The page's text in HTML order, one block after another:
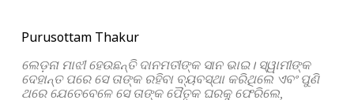
Purusottam Thakur
ଲେଡ଼ନା ମାଝୀ ହେଉଛନ୍ତି ଦାନମତୀଙ୍କ ସାନ ଭାଇ। ସ୍ୱାମୀଙ୍କ
ଦେହାନ୍ତ ପରେ ସେ ତାଙ୍କ ରହିବା ବ୍ୟବସ୍ଥା କରିଥିଲେ ଏବଂ ପୁଣି
ଥରେ ଯେତେବେଳେ ସେ ତାଙ୍କ ପୈତୃକ ଘରକୁ ଫେରିଲେ,